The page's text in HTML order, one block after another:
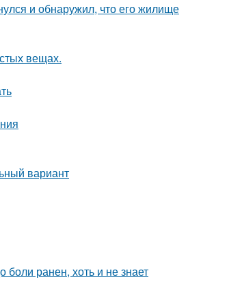
и обнаружил, что его жилище
вещах.
вариант
боли ранен, хоть и не знает